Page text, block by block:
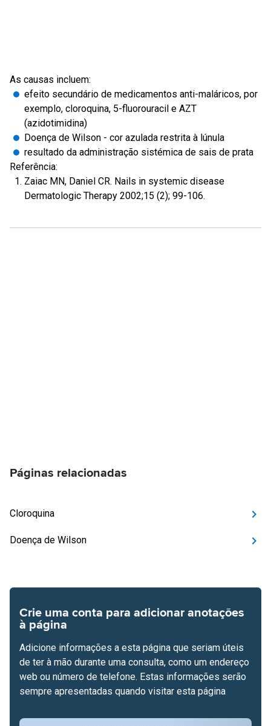
As causas incluem:
efeito secundário de medicamentos anti-maláricos, por
exemplo, cloroquina, 5-fluorouracil e AZT
(azidotimidina)
Doença de Wilson - cor azulada restrita à lúnula
resultado da administração sistémica de sais de prata
Referência:
Zaiac MN, Daniel CR. Nails in systemic disease
Dermatologic Therapy 2002;15 (2); 99-106.
Páginas relacionadas
Cloroquina
Doença de Wilson
Crie uma conta para adicionar anotações
à página
Adicione informações a esta página que seriam úteis
de ter à mão durante uma consulta, como um endereço
web ou número de telefone. Estas informações serão
sempre apresentadas quando visitar esta página